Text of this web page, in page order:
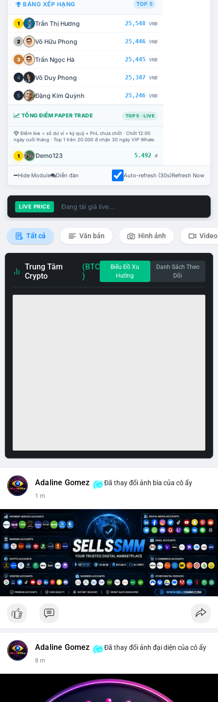
BẢNG XẾP HẠNG TOP 5
1 Trần Thị Hương 25,548 VNĐ
2 Võ Hữu Phong 25,446 VNĐ
3 Trần Ngọc Hà 25,445 VNĐ
4 Võ Duy Phong 25,347 VNĐ
5 Đặng Kim Quỳnh 25,246 VNĐ
TỔNG ĐIỂM PAPER TRADE TOP 5 · LIVE
Điểm live = số dư ví + ký quỹ + PnL chưa chốt · Chốt 12:00
ngày cuối tháng · Top 1 trên 20.000 đ nhận 30 ngày VIP Whale.
1 Demo123 5.492 đ
Hide Module Diễn đàn Auto-refresh (30s)Refresh Now
LIVE PRICE Đang tải giá live...
Tất cả Văn bản Hình ảnh Video
Trung Tâm
Crypto
(BTC
)
Biểu Đồ Xu
Hướng
Danh Sách Theo
Dõi
Adaline Gomez Đã thay đổi ảnh bìa của cô ấy
1 m
Adaline Gomez Đã thay đổi ảnh đại diện của cô ấy
8 m